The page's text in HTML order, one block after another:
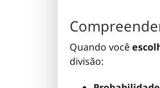
Quando você
divisão: